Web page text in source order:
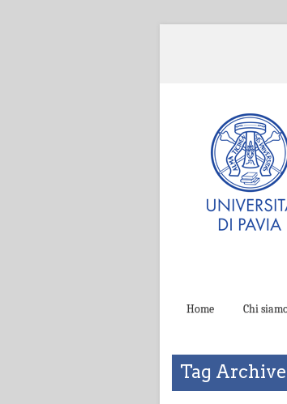
Home Chi
Tag